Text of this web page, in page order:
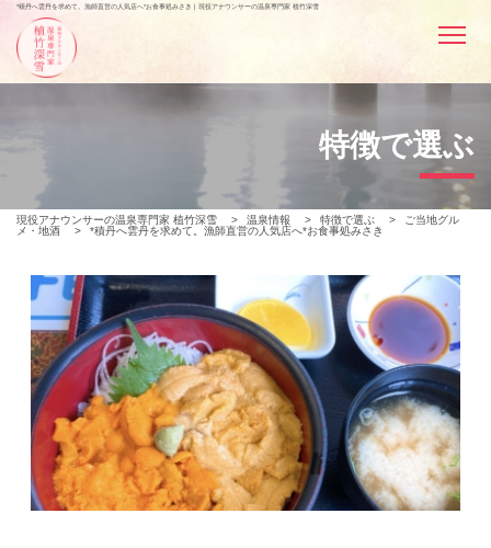
*積丹へ雲丹を求めて。漁師直営の人気店へ*お食事処みさき | 現役アナウンサーの温泉専門家 植竹深雪
特徴で選ぶ
現役アナウンサーの温泉専門家 植竹深雪 > 温泉情報 > 特徴で選ぶ >
ご当地グル
メ・地酒
> *積丹へ雲丹を求めて。漁師直営の人気店へ*お食事処みさき